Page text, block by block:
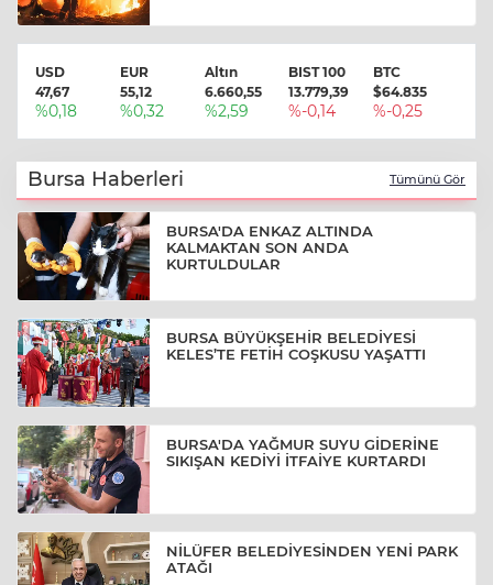
USD
47,67
%0,18
EUR
55,12
%0,32
Altın
6.660,55
%2,59
BIST 100
13.779,39
%-0,14
BTC
$64.835
%-0,25
Bursa Haberleri Tümünü Gör
BURSA'DA ENKAZ ALTINDA
KALMAKTAN SON ANDA
KURTULDULAR
BURSA BÜYÜKŞEHİR BELEDİYESİ
KELES’TE FETİH COŞKUSU YAŞATTI
BURSA'DA YAĞMUR SUYU GİDERİNE
SIKIŞAN KEDİYİ İTFAİYE KURTARDI
NİLÜFER BELEDİYESİNDEN YENİ PARK
ATAĞI